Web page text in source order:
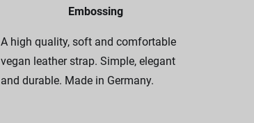
Embossing
A high quality, soft and comfortable
vegan leather strap. Simple, elegant
and durable. Made in Germany.